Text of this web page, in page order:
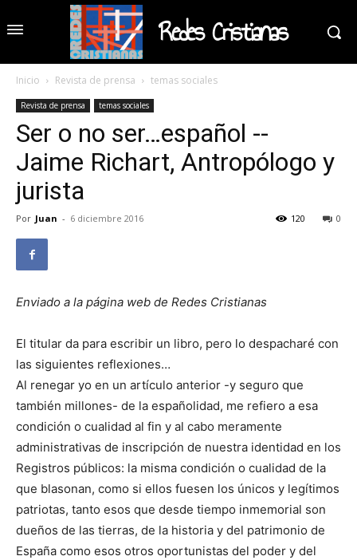
Redes Cristianas
Inicio Revista de prensa temas sociales
Revista de prensa temas sociales
Ser o no ser…español --
Jaime Richart, Antropólogo y
jurista
Por Juan - 6 diciembre 2016 0
120
Enviado a la página web de Redes Cristianas
El titular da para escribir un libro, pero lo despacharé con
las siguientes reflexiones…
Al renegar yo en un artículo anterior -y seguro que
también millones- de la españolidad, me refiero a esa
condición o cualidad al fin y al cabo meramente
administrativas de inscripción de nuestra identidad en los
Registros públicos: la misma condición o cualidad de la
que blasonan, como si ellos fuesen los únicos y legítimos
patriotas, tanto esos que desde tiempo inmemorial son
dueños de las tierras, de la historia y del patrimonio de
España como esos otros oportunistas del poder y del